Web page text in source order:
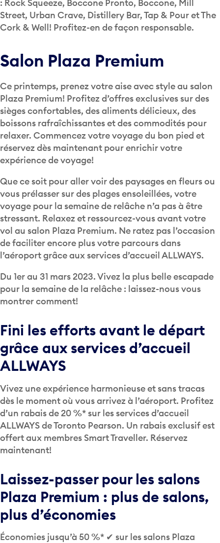
Street, Urban Crave, Distillery Bar, Tap & Pour et The
Cork & Well! Profitez-en de façon responsable.
Salon Plaza Premium
Plaza Premium! Profitez d’offres exclusives sur des
sièges confortables, des aliments délicieux, des
boissons rafraîchissantes et des commodités pour
relaxer. Commencez votre voyage du bon pied et
réservez dès maintenant pour enrichir votre
expérience de voyage!
vous prélasser sur des plages ensoleillées, votre
voyage pour la semaine de relâche n’a pas à être
stressant. Relaxez et ressourcez-vous avant votre
vol au salon Plaza Premium. Ne ratez pas l’occasion
de faciliter encore plus votre parcours dans
l’aéroport grâce aux services d’accueil ALLWAYS.
pour la semaine de la relâche : laissez-nous vous
montrer comment!
grâce aux services d’accueil
ALLWAYS
dès le moment où vous arrivez à l’aéroport. Profitez
d’un rabais de 20 %* sur les services d’accueil
ALLWAYS de Toronto Pearson. Un rabais exclusif est
offert aux membres Smart Traveller. Réservez
maintenant!
Plaza Premium : plus de salons,
plus d’économies
Économies jusqu’à 50 %* ✔ sur les salons Plaza
Premium ✔ et laissez-passer valide pendant un an ✔